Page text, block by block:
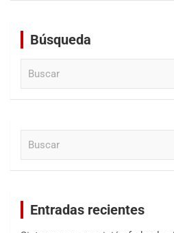
Búsqueda
Entradas recientes